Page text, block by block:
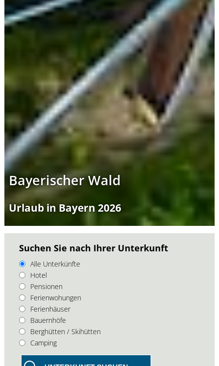
Bayerischer Wald
Urlaub in Bayern 2026
Suchen Sie nach Ihrer Unterkunft
Alle Unterkünfte
Hotel
Pensionen
Ferienwohungen
Ferienhäuser
Bauernhöfe
Berghütten / Skihütten
Camping